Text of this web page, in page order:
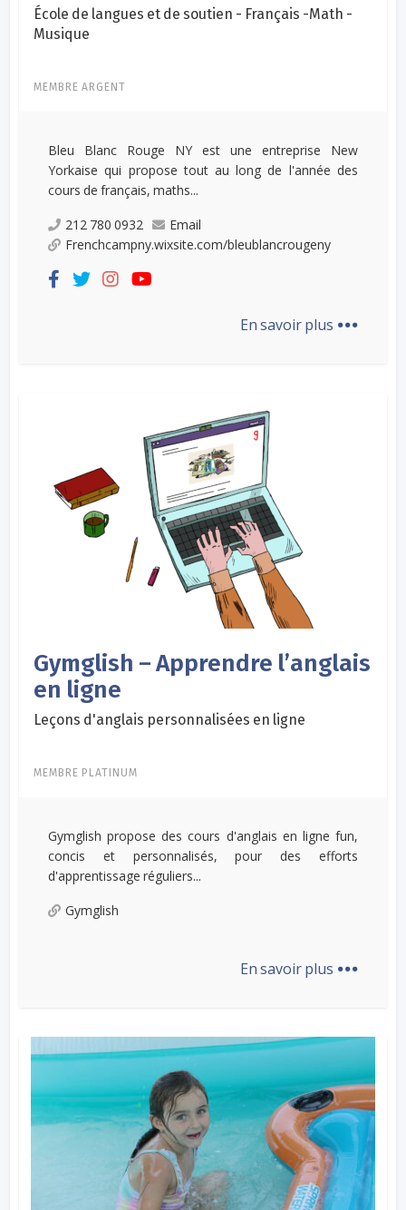
École de langues et de soutien - Français -Math -
Musique
MEMBRE ARGENT
Bleu Blanc Rouge NY est une entreprise New
Yorkaise qui propose tout au long de l'année des
cours de français, maths...
212 780 0932
Email
Frenchcampny.wixsite.com/bleublancrougeny
En savoir plus ...
Gymglish – Apprendre l’anglais
en ligne
Leçons d'anglais personnalisées en ligne
MEMBRE PLATINUM
Gymglish propose des cours d'anglais en ligne fun,
concis et personnalisés, pour des efforts
d'apprentissage réguliers...
Gymglish
En savoir plus ...